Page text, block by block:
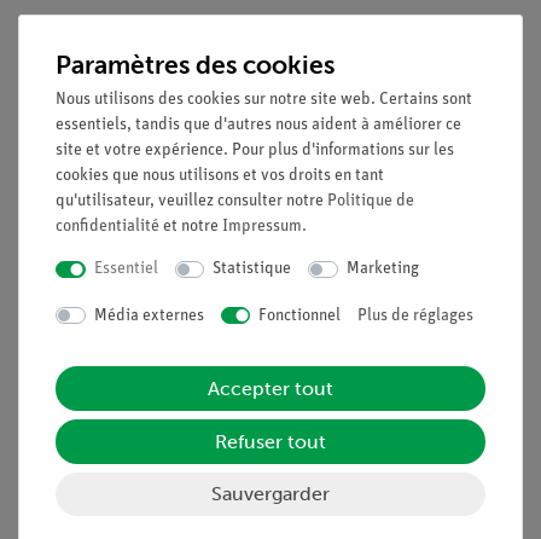
Légal
Contact
Conditions générales de vente
Mentions légales
Service
Aperçu du service
Téléchargements
Paramètres des cookies
Nous utilisons des cookies sur notre site web. Certains sont
essentiels, tandis que d'autres nous aident à améliorer ce
site et votre expérience. Pour plus d'informations sur les
cookies que nous utilisons et vos droits en tant
qu'utilisateur, veuillez consulter notre Politique de
confidentialité et notre Impressum.
Essentiel Statistique Marketing
Média externes Fonctionnel Plus de réglages
Accepter tout
Refuser tout
Sauvergarder